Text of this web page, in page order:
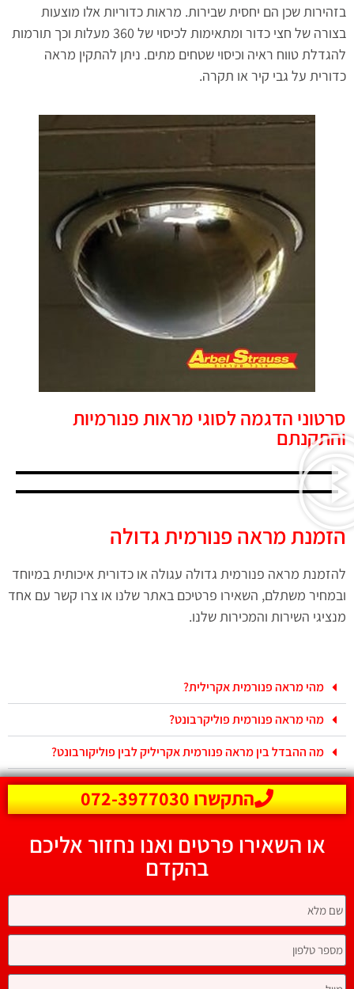
בזהירות שכן הם יחסית שבירות. מראות כדוריות אלו מוצעות
בצורה של חצי כדור ומתאימות לכיסוי של 360 מעלות וכך תורמות
להגדלת טווח ראיה וכיסוי שטחים מתים. ניתן להתקין מראה
כדורית על גבי קיר או תקרה.
סרטוני הדגמה לסוגי מראות פנורמיות
והתקנתם
הזמנת מראה פנורמית גדולה
להזמנת מראה פנורמית גדולה עגולה או כדורית איכותית במיוחד
ובמחיר משתלם, השאירו פרטיכם באתר שלנו או צרו קשר עם אחד
מנציגי השירות והמכירות שלנו.
מהי מראה פנורמית אקרילית?
מהי מראה פנורמית פוליקרבונט?
מה ההבדל בין מראה פנורמית אקריליק לבין פוליקורבונט?
התקשרו 072-3977030
או השאירו פרטים ואנו נחזור אליכם
בהקדם